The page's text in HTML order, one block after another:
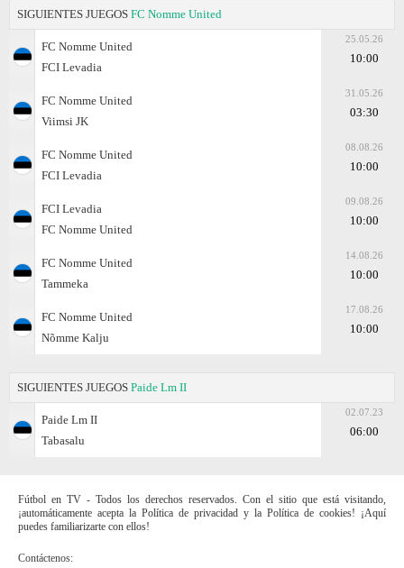
SIGUIENTES JUEGOS FC Nomme United
FC Nomme United
FCI Levadia
25.05.26
10:00
FC Nomme United
Viimsi JK
31.05.26
03:30
FC Nomme United
FCI Levadia
08.08.26
10:00
FCI Levadia
FC Nomme United
09.08.26
10:00
FC Nomme United
Tammeka
14.08.26
10:00
FC Nomme United
Nõmme Kalju
17.08.26
10:00
SIGUIENTES JUEGOS Paide Lm II
Paide Lm II
Tabasalu
02.07.23
06:00
Fútbol en TV - Todos los derechos reservados. Con el sitio que está visitando,
¡automáticamente acepta la Política de privacidad y la Política de cookies! ¡Aquí
puedes familiarizarte con ellos!
Contáctenos: